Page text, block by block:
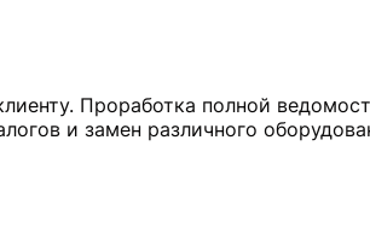
Проработка полной
и замен различного